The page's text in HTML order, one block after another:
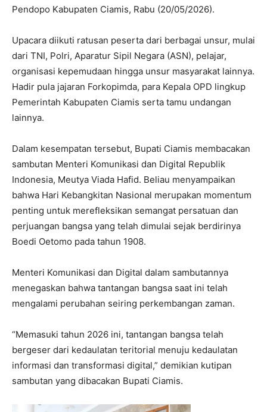
Pendopo Kabupaten Ciamis, Rabu (20/05/2026).
Upacara diikuti ratusan peserta dari berbagai unsur, mulai
dari TNI, Polri, Aparatur Sipil Negara (ASN), pelajar,
organisasi kepemudaan hingga unsur masyarakat lainnya.
Hadir pula jajaran Forkopimda, para Kepala OPD lingkup
Pemerintah Kabupaten Ciamis serta tamu undangan
lainnya.
Dalam kesempatan tersebut, Bupati Ciamis membacakan
sambutan Menteri Komunikasi dan Digital Republik
Indonesia, Meutya Viada Hafid. Beliau menyampaikan
bahwa Hari Kebangkitan Nasional merupakan momentum
penting untuk merefleksikan semangat persatuan dan
perjuangan bangsa yang telah dimulai sejak berdirinya
Boedi Oetomo pada tahun 1908.
Menteri Komunikasi dan Digital dalam sambutannya
menegaskan bahwa tantangan bangsa saat ini telah
mengalami perubahan seiring perkembangan zaman.
“Memasuki tahun 2026 ini, tantangan bangsa telah
bergeser dari kedaulatan teritorial menuju kedaulatan
informasi dan transformasi digital,” demikian kutipan
sambutan yang dibacakan Bupati Ciamis.